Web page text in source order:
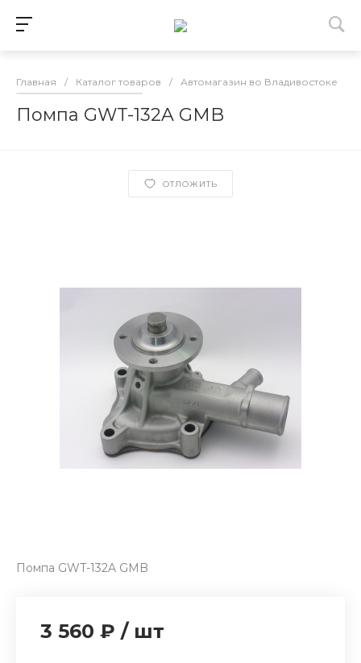
Главная / Каталог товаров / Автомагазин во Владивостоке
Помпа GWT-132A GMB
ОТЛОЖИТЬ
Помпа GWT-132A GMB
3 560 ₽ / шт